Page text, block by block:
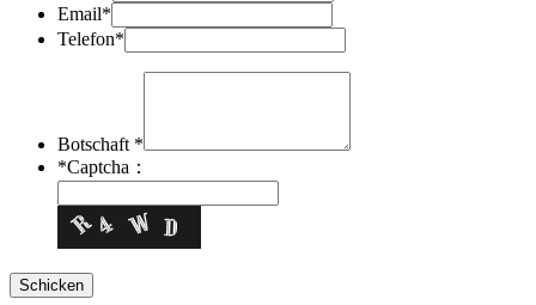
Email*
Telefon*
Botschaft *
*Captcha：